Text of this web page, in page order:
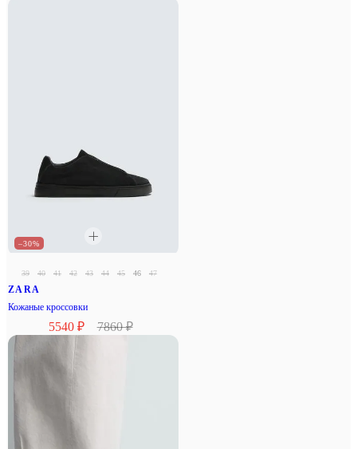
–30%
39 40 41 42 43 44 45 46 47
ZARA
Кожаные кроссовки
5540 ₽ 7860 ₽